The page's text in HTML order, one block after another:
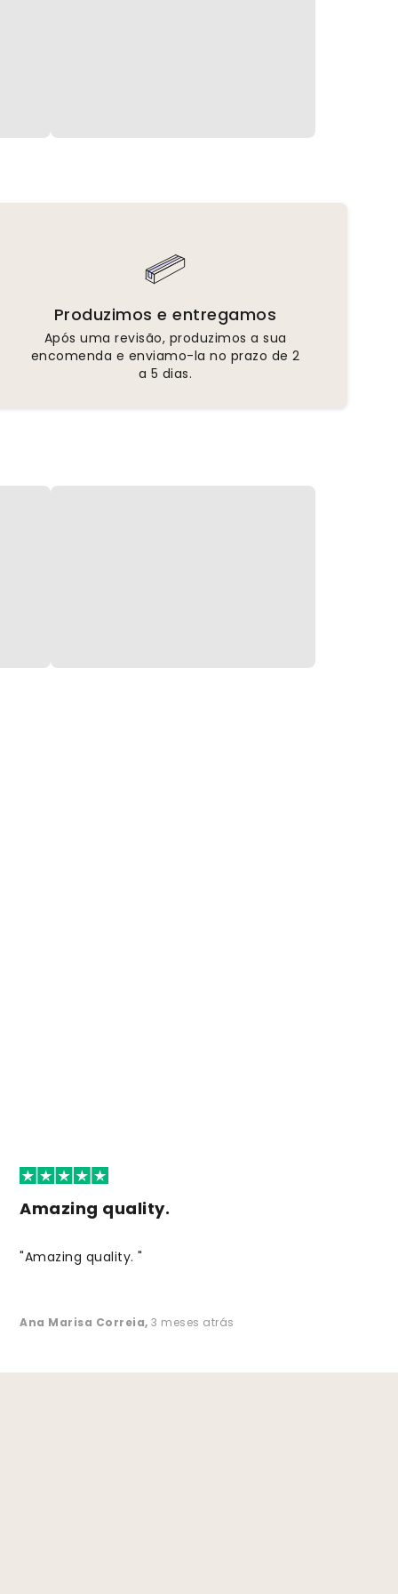
Produzimos e entregamos
Após uma revisão, produzimos a sua
encomenda e enviamo-la no prazo de 2
a 5 dias.
Amazing quality.
"Amazing quality. "
Ana Marisa Correia, 3 meses atrás